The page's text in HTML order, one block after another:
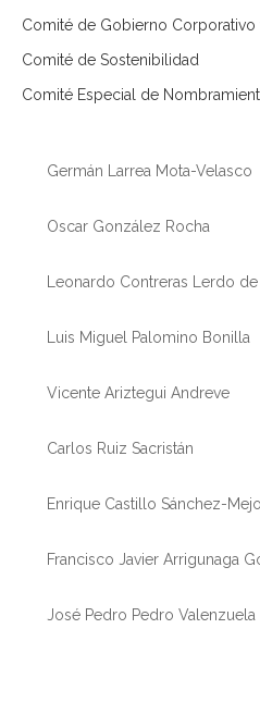
Comité de Gobierno
Comité de Sostenibilidad
Comité Especial de
Germán Larrea Mota-Velasco
Oscar González Rocha
Leonardo Contreras Lerdo de
Luis Miguel Palomino Bonilla
Vicente Ariztegui Andreve
Carlos Ruiz Sacristán
Enrique Castillo Sánchez-
Francisco Javier Arrigunaga
José Pedro Pedro Valenzuela